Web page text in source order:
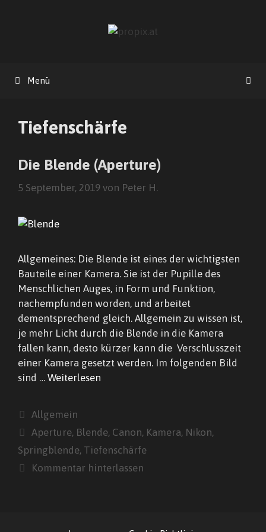
Menü
Tiefenschärfe
Die Blende (Aperture)
5 September, 2019 von Peter H.
Allgemeines: Die Blende ist eines der wichtigsten
Bauteile einer Kamera. Sie ist der Pupille des
Menschlichen Auges, in Form und Funktion,
nachempfunden worden, und arbeitet
dementsprechend gleich. Allgemein zu wissen ist,
je mehr Licht durch die Blende in die Kamera
fallen kann, desto kürzer kann die Verschlusszeit
einer Kamera gesetzt werden. Im folgenden Bild
sind … Weiterlesen
Kategorien
Allgemein
Schlagwörter
Aperture, Blende, Canon, Kamera, Nikon,
Springblende, Tiefenschärfe
Kommentar hinterlassen